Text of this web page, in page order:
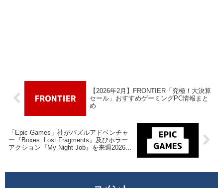
【2026年2月】FRONTIER「究極！大決算
セール」おすすめゲーミングPC情報まと
め
「Epic Games」社がパズルアドベンチャ
ー『Boxes: Lost Fragments』及びホラー
アクション『My Night Job』を来週2026年